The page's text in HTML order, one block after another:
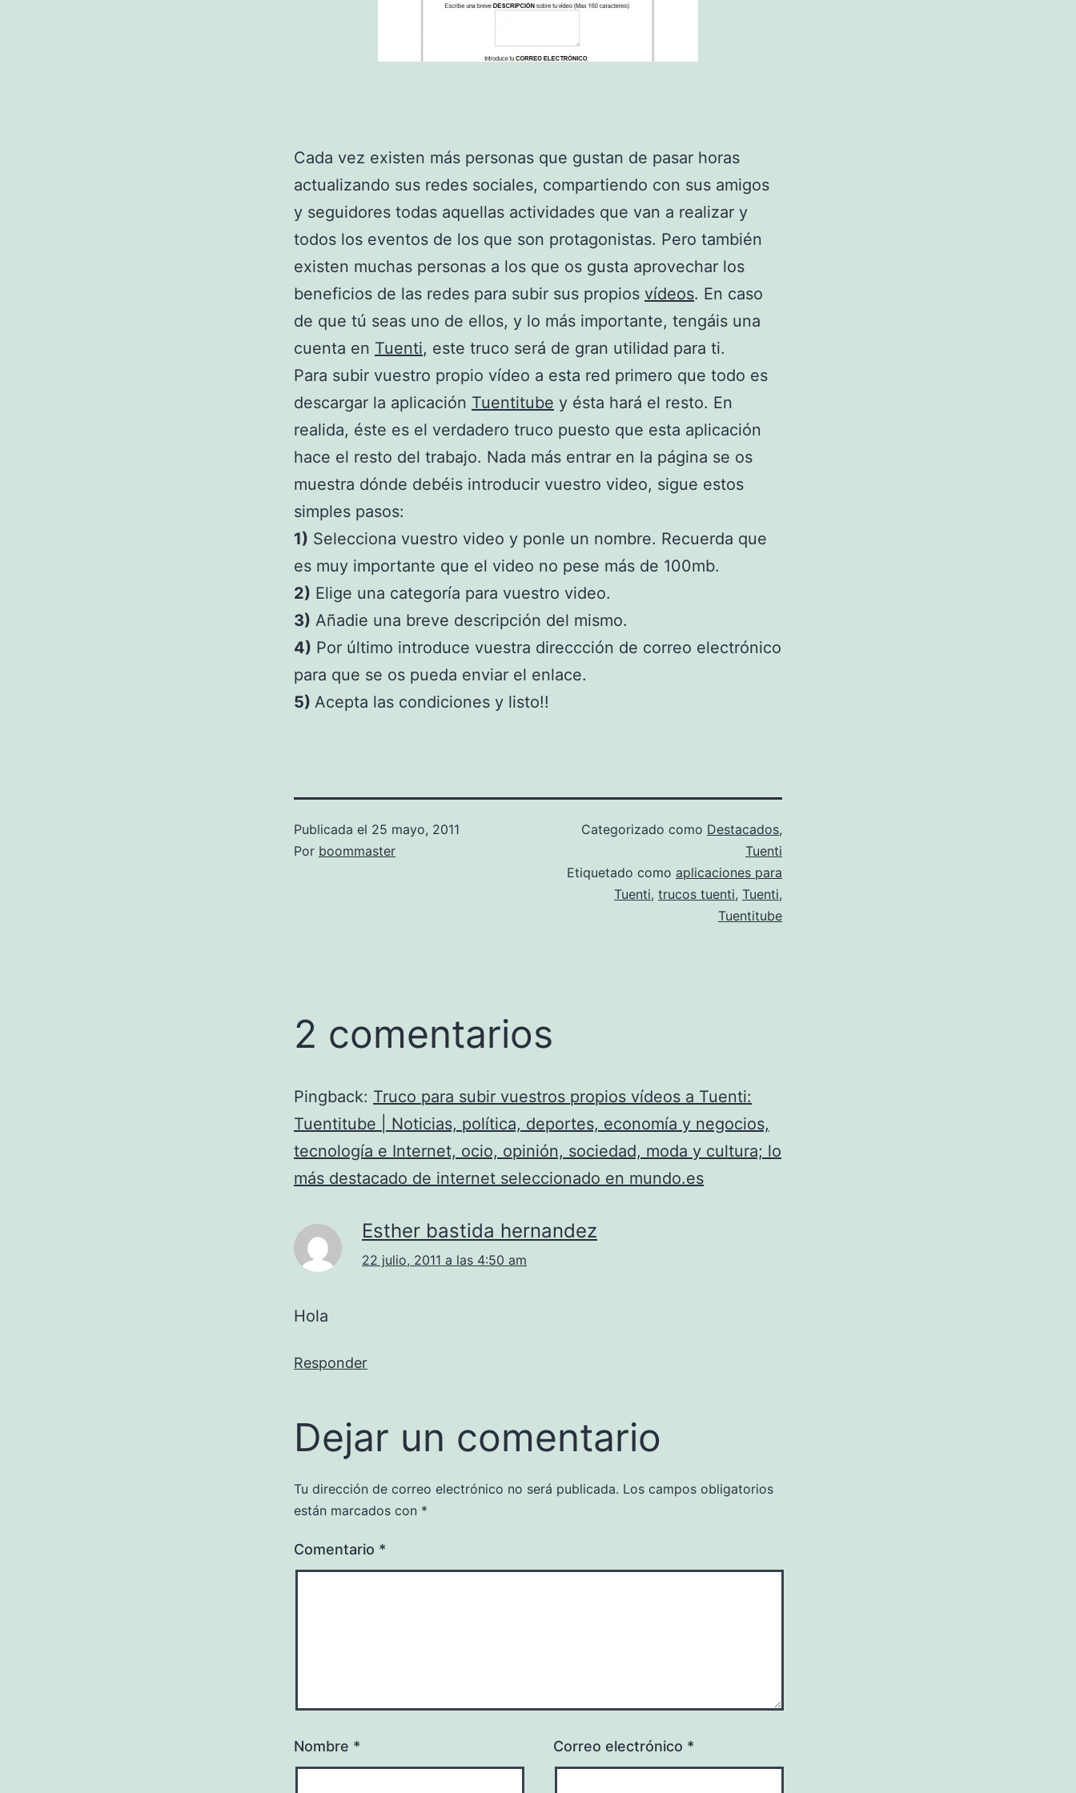
Cada vez existen más personas que gustan de pasar horas
actualizando sus redes sociales, compartiendo con sus amigos
y seguidores todas aquellas actividades que van a realizar y
todos los eventos de los que son protagonistas. Pero también
existen muchas personas a los que os gusta aprovechar los
beneficios de las redes para subir sus propios vídeos. En caso
de que tú seas uno de ellos, y lo más importante, tengáis una
cuenta en Tuenti, este truco será de gran utilidad para ti.
Para subir vuestro propio vídeo a esta red primero que todo es
descargar la aplicación Tuentitube y ésta hará el resto. En
realida, éste es el verdadero truco puesto que esta aplicación
hace el resto del trabajo. Nada más entrar en la página se os
muestra dónde debéis introducir vuestro video, sigue estos
simples pasos:
1) Selecciona vuestro video y ponle un nombre. Recuerda que
es muy importante que el video no pese más de 100mb.
2) Elige una categoría para vuestro video.
3) Añadie una breve descripción del mismo.
4) Por último introduce vuestra direccción de correo electrónico
para que se os pueda enviar el enlace.
5) Acepta las condiciones y listo!!
Publicada el 25 mayo, 2011
Por boommaster
Categorizado como Destacados,
Tuenti
Etiquetado como aplicaciones para
Tuenti, trucos tuenti, Tuenti,
Tuentitube
2 comentarios
Pingback: Truco para subir vuestros propios vídeos a Tuenti:
Tuentitube | Noticias, política, deportes, economía y negocios,
tecnología e Internet, ocio, opinión, sociedad, moda y cultura; lo
más destacado de internet seleccionado en mundo.es
Esther bastida hernandez
22 julio, 2011 a las 4:50 am
Hola
Responder
Dejar un comentario
Tu dirección de correo electrónico no será publicada. Los campos obligatorios
están marcados con *
Comentario *
Nombre * Correo electrónico *